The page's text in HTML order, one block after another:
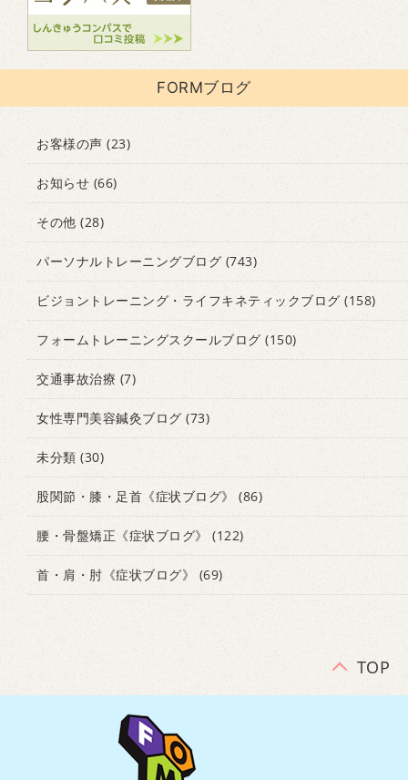
FORMブログ
お客様の声 (23)
お知らせ (66)
その他 (28)
パーソナルトレーニングブログ (743)
ビジョントレーニング・ライフキネティックブログ (158)
フォームトレーニングスクールブログ (150)
交通事故治療 (7)
女性専門美容鍼灸ブログ (73)
未分類 (30)
股関節・膝・足首《症状ブログ》 (86)
腰・骨盤矯正《症状ブログ》 (122)
首・肩・肘《症状ブログ》 (69)
TOP